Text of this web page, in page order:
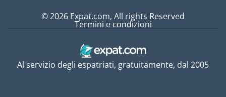
Al servizio degli espatriati, gratuitamente, dal 2005
© 2026 Expat.com, All rights Reserved
Termini e condizioni